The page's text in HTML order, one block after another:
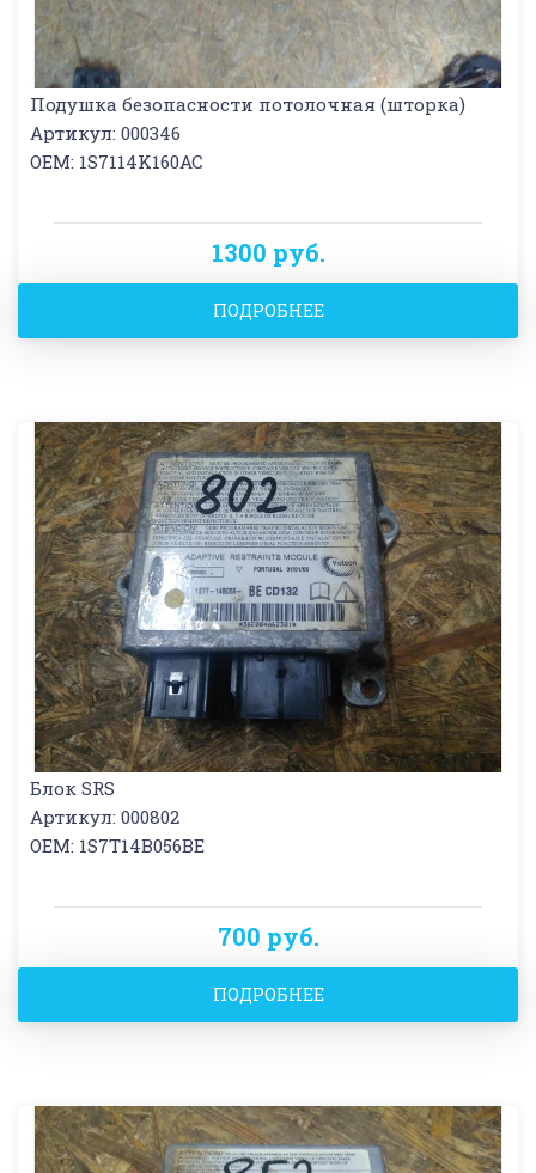
Подушка безопасности потолочная (шторка)
Артикул: 000346
OEM: 1S7114K160AC
1300 руб.
ПОДРОБНЕЕ
Блок SRS
Артикул: 000802
OEM: 1S7T14B056BE
700 руб.
ПОДРОБНЕЕ